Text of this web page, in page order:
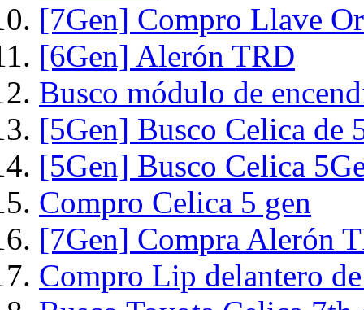
[7Gen] Compro Llave
[6Gen] Alerón TRD
Busco módulo de
[5Gen] Busco Celica de
[5Gen] Busco Celica
Compro Celica 5 gen
[7Gen] Compra Alerón
Compro Lip delantero